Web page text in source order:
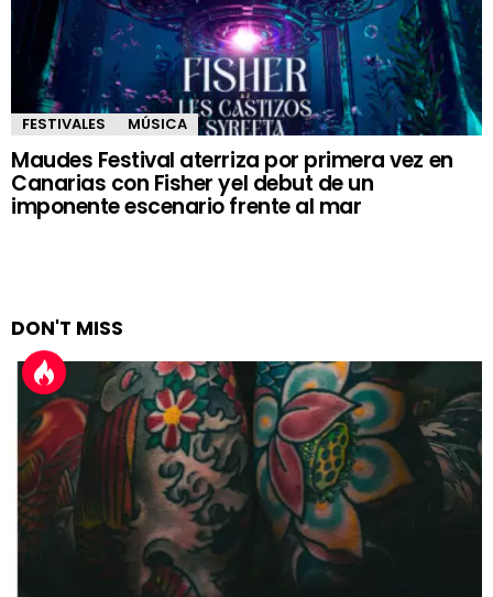
FESTIVALES MÚSICA
Maudes Festival aterriza por primera vez en
Canarias con Fisher yel debut de un
imponente escenario frente al mar
DON'T MISS